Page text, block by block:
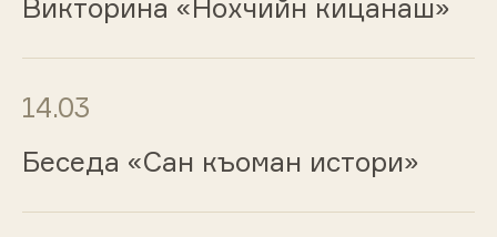
Викторина «Нохчийн кицанаш»
14.03
Беседа «Сан къоман истори»